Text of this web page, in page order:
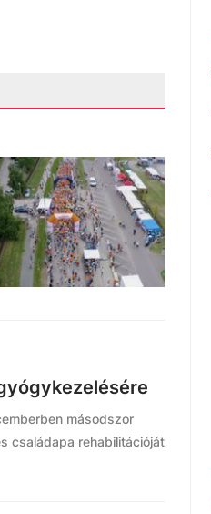
másodszor
családapa rehabilitációját